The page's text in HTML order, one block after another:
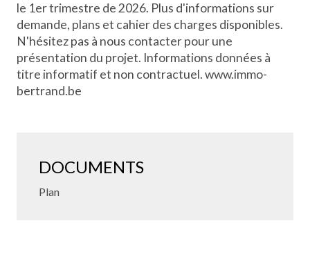
le 1er trimestre de 2026. Plus d'informations sur
demande, plans et cahier des charges disponibles.
N'hésitez pas à nous contacter pour une
présentation du projet. Informations données à
titre informatif et non contractuel. www.immo-
bertrand.be
DOCUMENTS
Plan